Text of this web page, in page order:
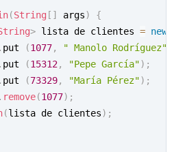
(String [ ] args)
{
> lista de clientes = new
. put (1077, " Manolo Rodríguez"
. put (15312, "Pepe García") ;
. put (73329, "María Pérez") ;
. remove(1077) ;
(lista de clientes) ;